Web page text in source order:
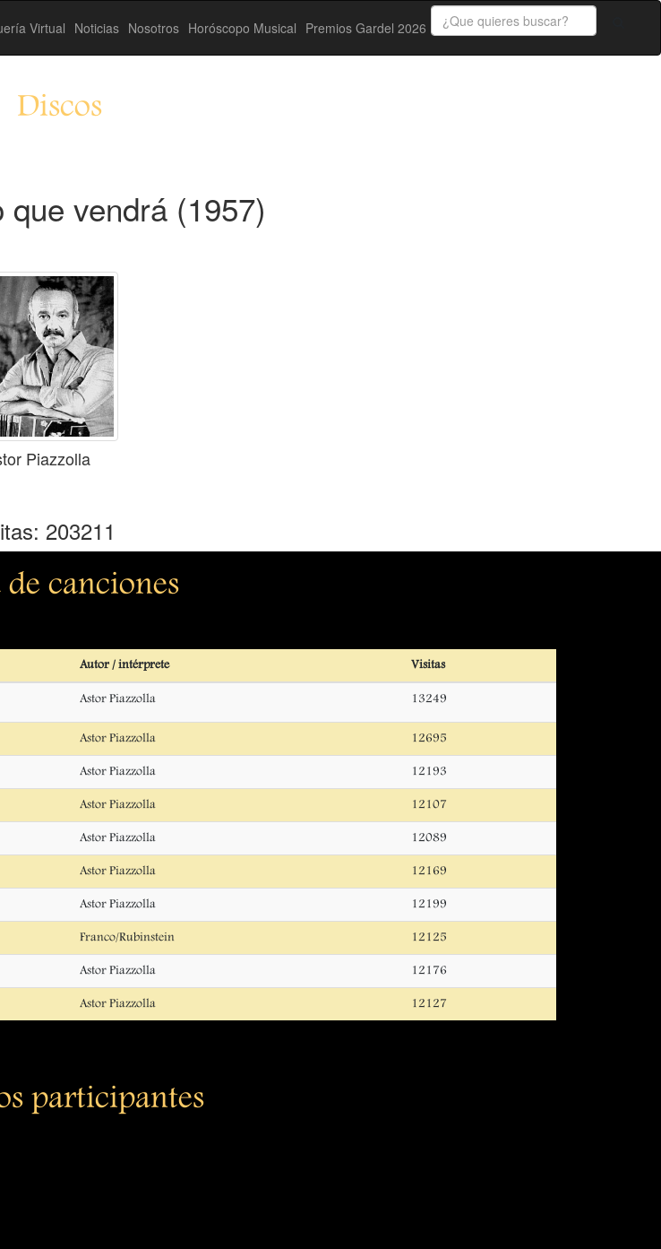
Virtual Noticias Nosotros Horóscopo Musical Premios Gardel 2026
Discos
que vendrá (1957)
Piazzolla
203211
de canciones
Autor / intérprete Visitas
Astor Piazzolla 13249
Astor Piazzolla 12695
Astor Piazzolla 12193
Astor Piazzolla 12107
Astor Piazzolla 12089
Astor Piazzolla 12169
Astor Piazzolla 12199
Franco/Rubinstein 12125
Astor Piazzolla 12176
Astor Piazzolla 12127
participantes